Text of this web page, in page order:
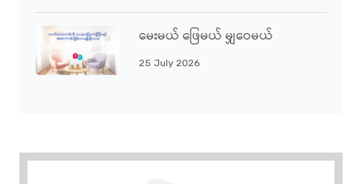
မေးမယ် ဖြေမယ် မျှဝေမယ်
25 July 2026